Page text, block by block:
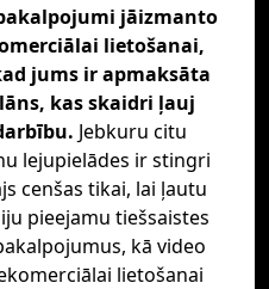
jāizmanto
lietošanai,
jums ir apmaksāta
kas skaidri ļauj
Jebkuru citu
lejupielādes ir stingri
cenšas tikai, lai ļautu
pieejamu tiešsaistes
kā video
lietošanai